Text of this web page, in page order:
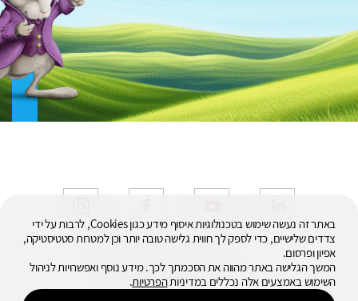
באתר זה נעשה שימוש בטכנולוגיות איסוף מידע כגון Cookies, לרבות על ידי
צדדים שלישיים, כדי לספק לך חווית גלישה טובה יותר וכן למטרות סטטיסטיקה,
אפיון ופרסום.
המשך הגלישה באתר מהווה את הסכמתך לכך. מידע נוסף ואפשרויות לניהול
השימוש באמצעים אלה נכללים במדיניותהפרטיות.
כל הזכויות שמורות © 2026